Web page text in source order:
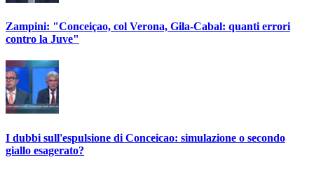
Zampini: "Conceiçao, col Verona, Gila-Cabal: quanti errori
contro la Juve"
I dubbi sull'espulsione di Conceicao: simulazione o secondo
giallo esagerato?